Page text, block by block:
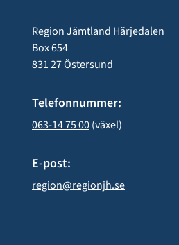
Region Jämtland Härjedalen
Box 654
831 27 Östersund
Telefonnummer:
063-14 75 00 (växel)
E-post:
region@regionjh.se